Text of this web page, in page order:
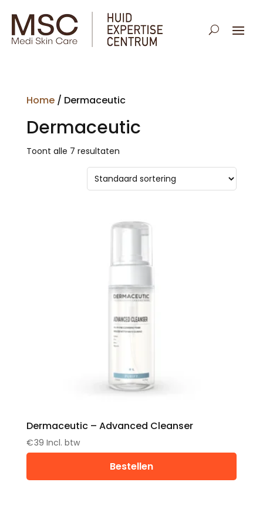
Home/ Dermaceutic
Dermaceutic
Toont alle 7 resultaten
Dermaceutic – Advanced Cleanser
€39 Incl. btw
Bestellen